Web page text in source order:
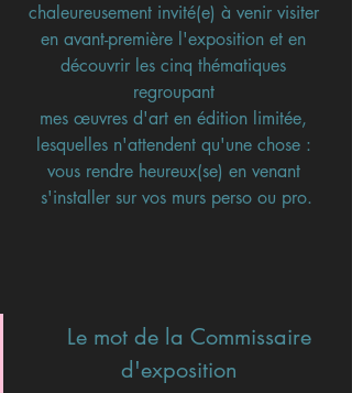
chaleureusement invité(e) à venir visiter
en avant-première l'exposition et en
découvrir les cinq thématiques
regroupant
mes œuvres d'art en édition limitée,
lesquelles n'attendent qu'une chose :
vous rendre heureux(se) en venant
s'installer sur vos murs perso ou pro.
d'exposition